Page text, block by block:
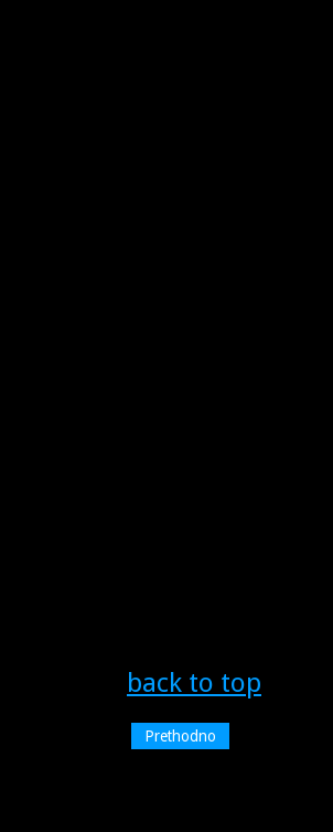
back to top
Prethodno